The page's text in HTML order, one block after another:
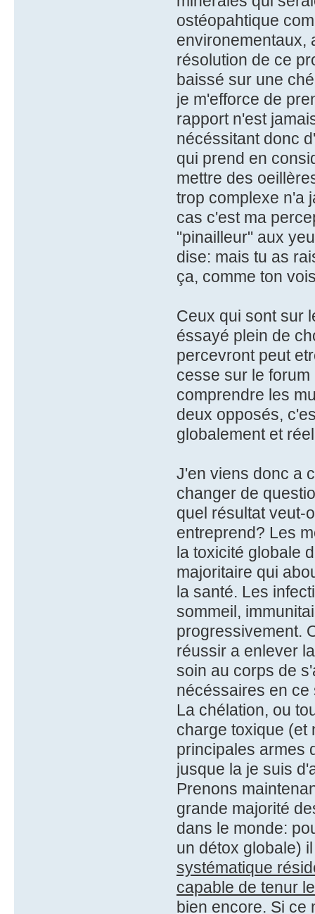
ostéopahtique
environementaux,
résolution de ce
baissé sur une
je m'efforce de
rapport n'est
nécéssitant donc
qui prend en
mettre des
trop complexe n'a
cas c'est ma
"pinailleur" aux
dise: mais tu as
ça, comme ton
Ceux qui sont sur
éssayé plein de
percevront peut
cesse sur le
comprendre les
deux opposés,
globalement et
J'en viens donc a
changer de
quel résultat veut-
entreprend? Les
la toxicité globale
majoritaire qui
la santé. Les
sommeil,
progressivement.
réussir a enlever
soin au corps de
nécéssaires en ce
La chélation, ou
charge toxique (et
principales armes
jusque la je suis
Prenons
grande majorité
dans le monde:
un détox globale)
systématique
capable de tenur
bien encore. Si ce